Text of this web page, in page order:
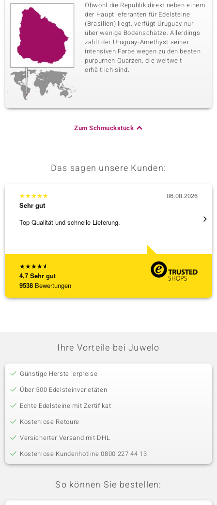
Obwohl die Republik direkt neben einem
der Hauptlieferanten für Edelsteine
(Brasilien) liegt, verfügt Uruguay nur
über wenige Bodenschätze. Allerdings
zählt der Uruguay-Amethyst seiner
intensiven Farbe wegen zu den besten
purpurnen Quarzen, die weltweit
erhältlich sind.
Zum Schmuckstück
Das sagen unsere Kunden:
★★★★★
4,7 Sehr gut
9538 Bewertungen
★★★★★
Sehr gut
Top Qualität und schnelle Lieferung.
06.08.2026
Ihre Vorteile bei Juwelo
Günstige Herstellerpreise
Über 500 Edelsteinvarietäten
Echte Edelsteine mit Zertifikat
Kostenlose Retoure
Versicherter Versand mit DHL
Kostenlose Kundenhotline 0800 227 44 13
So können Sie bestellen: